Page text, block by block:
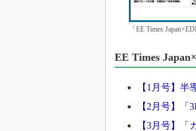
「EE Times
EE Times
【1月号】
【2月号】
【3月号】「